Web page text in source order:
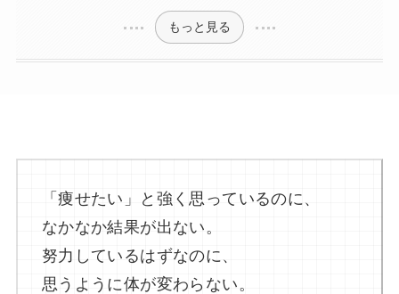
もっと見る
「痩せたい」と強く思っているのに、
なかなか結果が出ない。
努力しているはずなのに、
思うように体が変わらない。